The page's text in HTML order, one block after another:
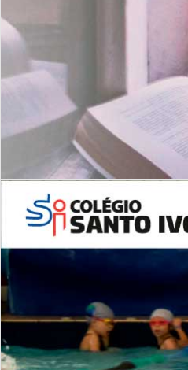
Leituras Literárias
6º AO 9º ANO
Inglês:
ALUNOS
Entre